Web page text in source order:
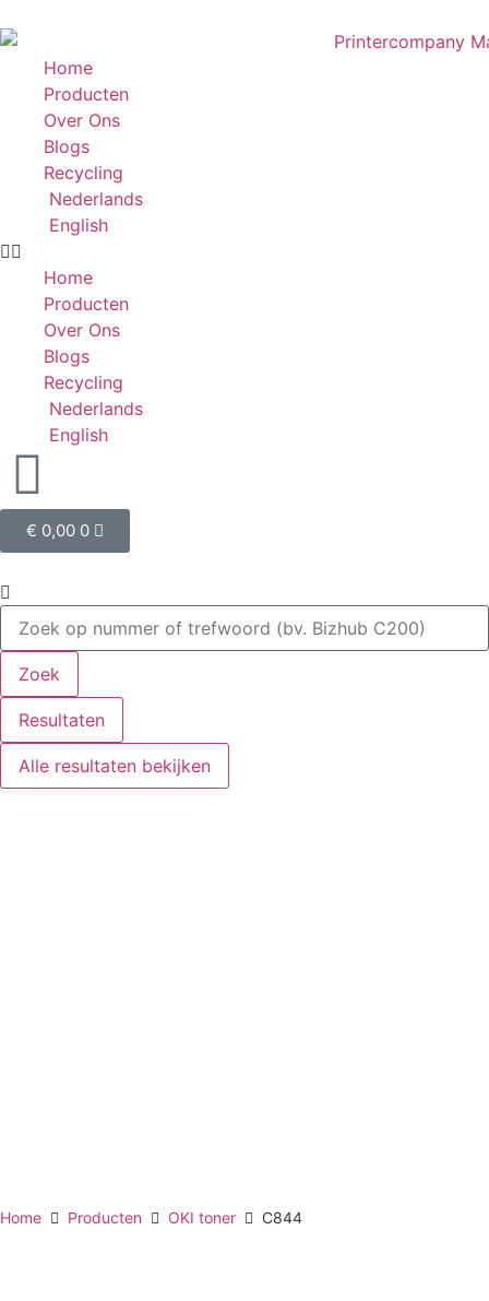
Home
Producten
Over Ons
Blogs
Recycling
Nederlands
English
Home
Producten
Over Ons
Blogs
Recycling
Nederlands
English
€ 0,00 0
Zoek
Resultaten
Alle resultaten bekijken
Home Producten OKI toner C844